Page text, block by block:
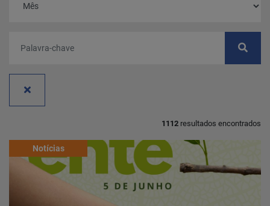
Home
1112 resultados encontrados
Notícias